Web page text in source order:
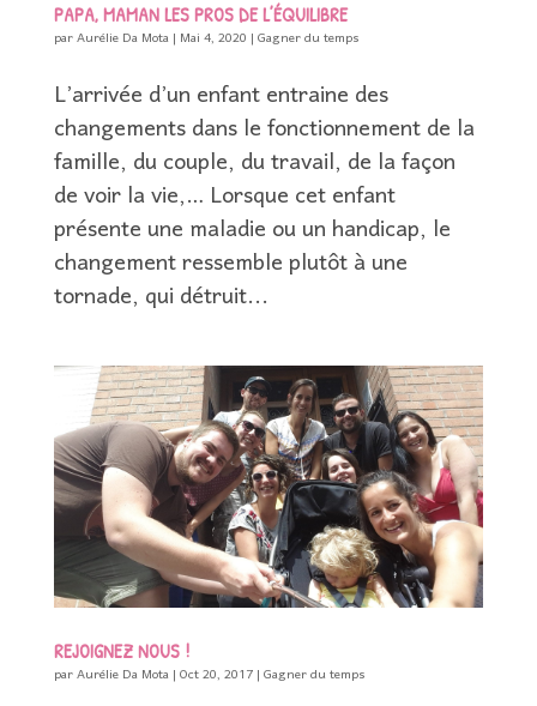
PAPA, MAMAN LES PROS DE L’ÉQUILIBRE
parAurélie Da Mota| Mai 4, 2020 |Gagner du temps
L’arrivée d’un enfant entraine des
changements dans le fonctionnement de la
famille, du couple, du travail, de la façon
de voir la vie,… Lorsque cet enfant
présente une maladie ou un handicap, le
changement ressemble plutôt à une
tornade, qui détruit...
REJOIGNEZ NOUS !
parAurélie Da Mota|Oct 20, 2017|Gagner du temps